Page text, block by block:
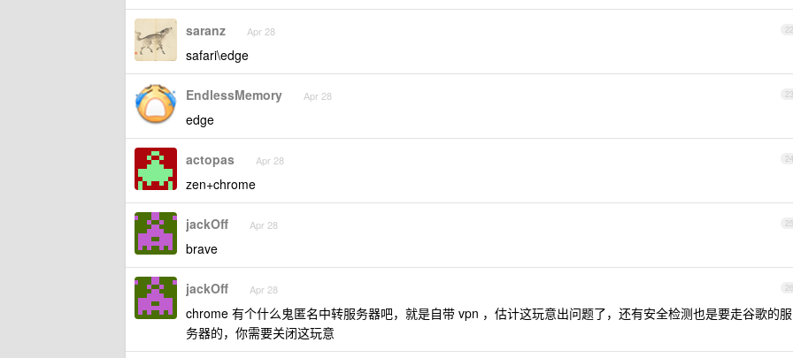
22
saranz Apr 28
safari\edge
23
EndlessMemory Apr 28
edge
24
actopas Apr 28
zen+chrome
25
jackOff Apr 28
brave
26
jackOff Apr 28
chrome 有个什么鬼匿名中转服务器吧，就是自带 vpn ，估计这玩意出问题了，还有安全检测也是要走谷歌的服
务器的，你需要关闭这玩意